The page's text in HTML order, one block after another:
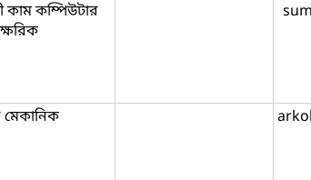
কম্পিউটার
মেকানিক